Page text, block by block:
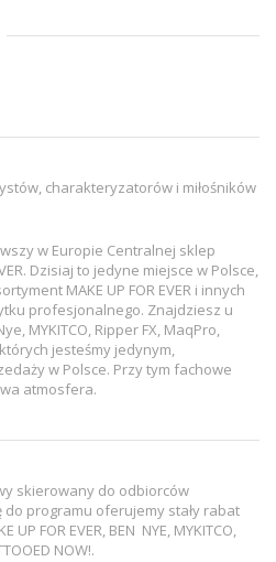
charakteryzatorów i miłośników
w Europie Centralnej sklep
Dzisiaj to jedyne miejsce w Polsce,
MAKE UP FOR EVER i innych
profesjonalnego. Znajdziesz u
MYKITCO, Ripper FX, MaqPro,
jesteśmy jedynym,
w Polsce. Przy tym fachowe
atmosfera.
skierowany do odbiorców
programu oferujemy stały rabat
FOR EVER, BEN NYE, MYKITCO,
NOW!.